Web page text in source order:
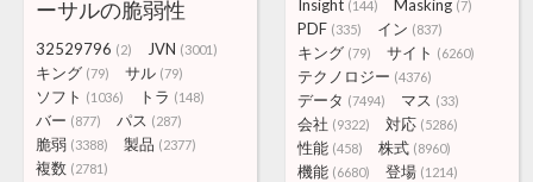
Insight (144) Masking (7)
PDF (335) イン (837)
キング (79) サイト (6260)
テクノロジー (4376)
データ (7494) マス (33)
会社 (9322) 対応 (5286)
性能 (458) 株式 (8960)
機能 (6680) 登場 (1214)
ーサルの脆弱性
32529796 (2) JVN (3001)
キング (79) サル (79)
ソフト (1036) トラ (148)
バー (877) パス (287)
脆弱 (3388) 製品 (2377)
複数 (2781)